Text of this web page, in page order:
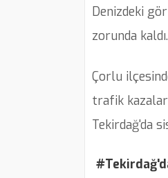
Denizdeki
zorunda
Çorlu
trafik
Tekirdağ'da